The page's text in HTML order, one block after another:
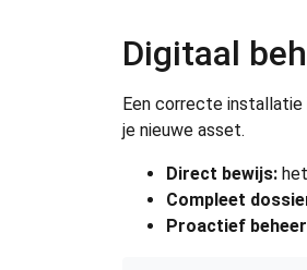
Digitaal
Een correcte
je nieuwe asset.
Direct bewijs:
Compleet
Proactief